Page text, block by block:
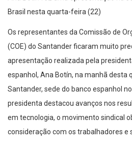
Brasil nesta quarta-feira (22)
Os representantes da Comissão de
(COE) do Santander ficaram muito
apresentação realizada pela
espanhol, Ana Botín, na manhã desta
Santander, sede do banco espanhol
presidenta destacou avanços nos
em tecnologia, o movimento sindical
consideração com os trabalhadores e